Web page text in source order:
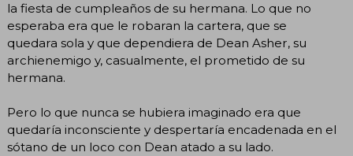
la fiesta de cumpleaños de su hermana. Lo que no
esperaba era que le robaran la cartera, que se
quedara sola y que dependiera de Dean Asher, su
archienemigo y, casualmente, el prometido de su
hermana.
Pero lo que nunca se hubiera imaginado era que
quedaría inconsciente y despertaría encadenada en el
sótano de un loco con Dean atado a su lado.